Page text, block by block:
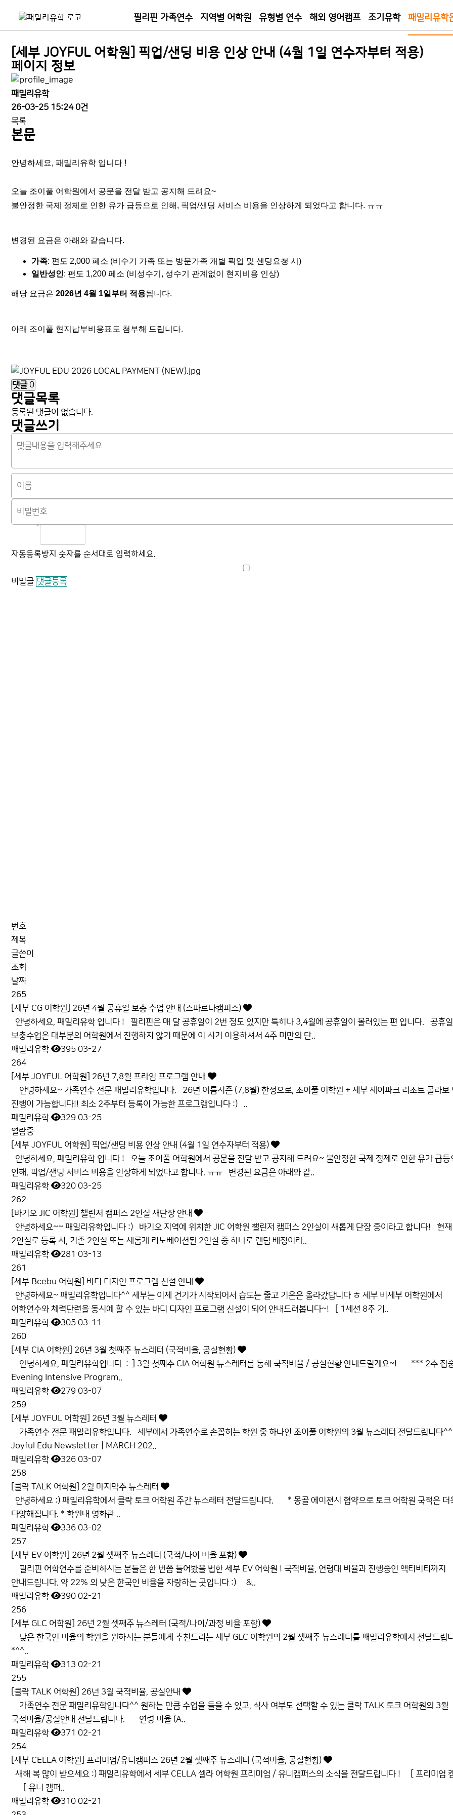
필리핀 가족연수 지역별 어학원 유형별 연수 해외 영어캠프 조기유학 패밀리유학
[세부 JOYFUL 어학원] 픽업/샌딩 비용 인상 안내 (4월 1일 연수자부터 적용)
페이지 정보
패밀리유학
26-03-25 15:24 0건
목록
본문
안녕하세요, 패밀리유학 입니다 !
오늘 조이풀 어학원에서 공문을 전달 받고 공지해 드려요~
불안정한 국제 정제로 인한 유가 급등으로 인해, 픽업/샌딩 서비스 비용을 인상하게 되었다고 합니다. ㅠㅠ
변경된 요금은 아래와 같습니다.
가족: 편도 2,000 페소 (비수기 가족 또는 방문가족 개별 픽업 및 센딩요청 시)
일반성인: 편도 1,200 페소 (비성수기, 성수기 관계없이 현지비용 인상)
해당 요금은 2026년 4월 1일부터 적용됩니다.
아래 조이풀 현지납부비용표도 첨부해 드립니다.
댓글0
댓글목록
등록된 댓글이 없습니다.
댓글쓰기
자동등록방지 숫자를 순서대로 입력하세요.
비밀글 댓글등록
공지사항 목록
번호
제목
글쓴이
조회
날짜
265
[세부 CG 어학원] 26년 4월 공휴일 보충 수업 안내 (스파르타캠퍼스)
안녕하세요, 패밀리유학 입니다 ! 필리핀은 매 달 공휴일이 2번 정도 있지만 특히나 3,4월에 공휴일이 몰려있는 편 입니다. 공휴일
보충수업은 대부분의 어학원에서 진행하지 않기 때문에 이 시기 이용하셔서 4주 미만의 단..
패밀리유학
395 03-27
264
[세부 JOYFUL 어학원] 26년 7,8월 프라임 프로그램 안내
안녕하세요~ 가족연수 전문 패밀리유학입니다. 26년 여름시즌 (7,8월) 한정으로, 조이풀 어학원 + 세부 제이파크 리조트 콜라보
진행이 가능합니다!! 최소 2주부터 등록이 가능한 프로그램입니다 :) ..
패밀리유학
329 03-25
열람중
[세부 JOYFUL 어학원] 픽업/샌딩 비용 인상 안내 (4월 1일 연수자부터 적용)
안녕하세요, 패밀리유학 입니다 ! 오늘 조이풀 어학원에서 공문을 전달 받고 공지해 드려요~ 불안정한 국제 정제로 인한 유가 급등
인해, 픽업/샌딩 서비스 비용을 인상하게 되었다고 합니다. ㅠㅠ 변경된 요금은 아래와 같..
패밀리유학
320 03-25
262
[바기오 JIC 어학원] 챌린저 캠퍼스 2인실 새단장 안내
안녕하세요~~ 패밀리유학입니다 :) 바기오 지역에 위치한 JIC 어학원 챌린저 캠퍼스 2인실이 새롭게 단장 중이라고 합니다! 현재
2인실로 등록 시, 기존 2인실 또는 새롭게 리노베이션된 2인실 중 하나로 랜덤 배정이라..
패밀리유학
281 03-13
261
[세부 Bcebu 어학원] 바디 디자인 프로그램 신설 안내
안녕하세요~ 패밀리유학입니다^^ 세부는 이제 건기가 시작되어서 습도는 줄고 기온은 올라갔답니다 ㅎ 세부 비세부 어학원에서
어학연수와 체력단련을 동시에 할 수 있는 바디 디자인 프로그램 신설이 되어 안내드려봅니다~! [ 1세션 8주 기..
패밀리유학
305 03-11
260
[세부 CIA 어학원] 26년 3월 첫째주 뉴스레터 (국적비율, 공실현황)
안녕하세요, 패밀리유학입니다 :-] 3월 첫째주 CIA 어학원 뉴스레터를 통해 국적비율 / 공실현황 안내드릴게요~! *** 2주 집
Evening Intensive Program..
패밀리유학
279 03-07
259
[세부 JOYFUL 어학원] 26년 3월 뉴스레터
가족연수 전문 패밀리유학입니다. 세부에서 가족연수로 손꼽히는 학원 중 하나인 조이풀 어학원의 3월 뉴스레터 전달드립니
Joyful Edu Newsletter | MARCH 202..
패밀리유학
326 03-07
258
[클락 TALK 어학원] 2월 마지막주 뉴스레터
안녕하세요 :) 패밀리유학에서 클락 토크 어학원 주간 뉴스레터 전달드립니다. * 몽골 에이젼시 협약으로 토크 어학원 국적은 더
다양해집니다. * 학원내 영화관 ..
패밀리유학
336 03-02
257
[세부 EV 어학원] 26년 2월 셋째주 뉴스레터 (국적/나이 비율 포함)
필리핀 어학연수를 준비하시는 분들은 한 번쯤 들어봤을 법한 세부 EV 어학원 ! 국적비율, 연령대 비율과 진행중인 액티비티까지
안내드립니다. 약 22% 의 낮은 한국인 비율을 자랑하는 곳입니다 :) &..
패밀리유학
390 02-21
256
[세부 GLC 어학원] 26년 2월 셋째주 뉴스레터 (국적/나이/과정 비율 포함)
낮은 한국인 비율의 학원을 원하시는 분들에게 추천드리는 세부 GLC 어학원의 2월 셋째주 뉴스레터를 패밀리유학에서 전달드립
*^^..
패밀리유학
313 02-21
255
[클락 TALK 어학원] 26년 3월 국적비율, 공실안내
가족연수 전문 패밀리유학입니다^^ 원하는 만큼 수업을 들을 수 있고, 식사 여부도 선택할 수 있는 클락 TALK 토크 어학원의 3월
국적비율/공실안내 전달드립니다. 연령 비율 (A..
패밀리유학
371 02-21
254
[세부 CELLA 어학원] 프리미엄/유니캠퍼스 26년 2월 셋째주 뉴스레터 (국적비율, 공실현황)
새해 복 많이 받으세요 :) 패밀리유학에서 세부 CELLA 셀라 어학원 프리미엄 / 유니캠퍼스의 소식을 전달드립니다 ! [ 프리미엄
[ 유니 캠퍼..
패밀리유학
310 02-21